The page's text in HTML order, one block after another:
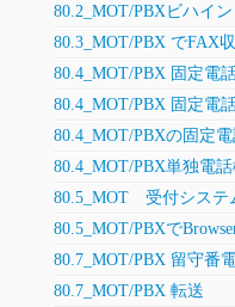
80.2_MOT/PBXビハイ
80.3_MOT/PBX でFAX
80.4_MOT/PBX 固定電
80.4_MOT/PBX 固定電
80.4_MOT/PBXの固定
80.4_MOT/PBX単独電
80.5_MOT 受付システ
80.5_MOT/PBXで
80.7_MOT/PBX 留守番
80.7_MOT/PBX 転送